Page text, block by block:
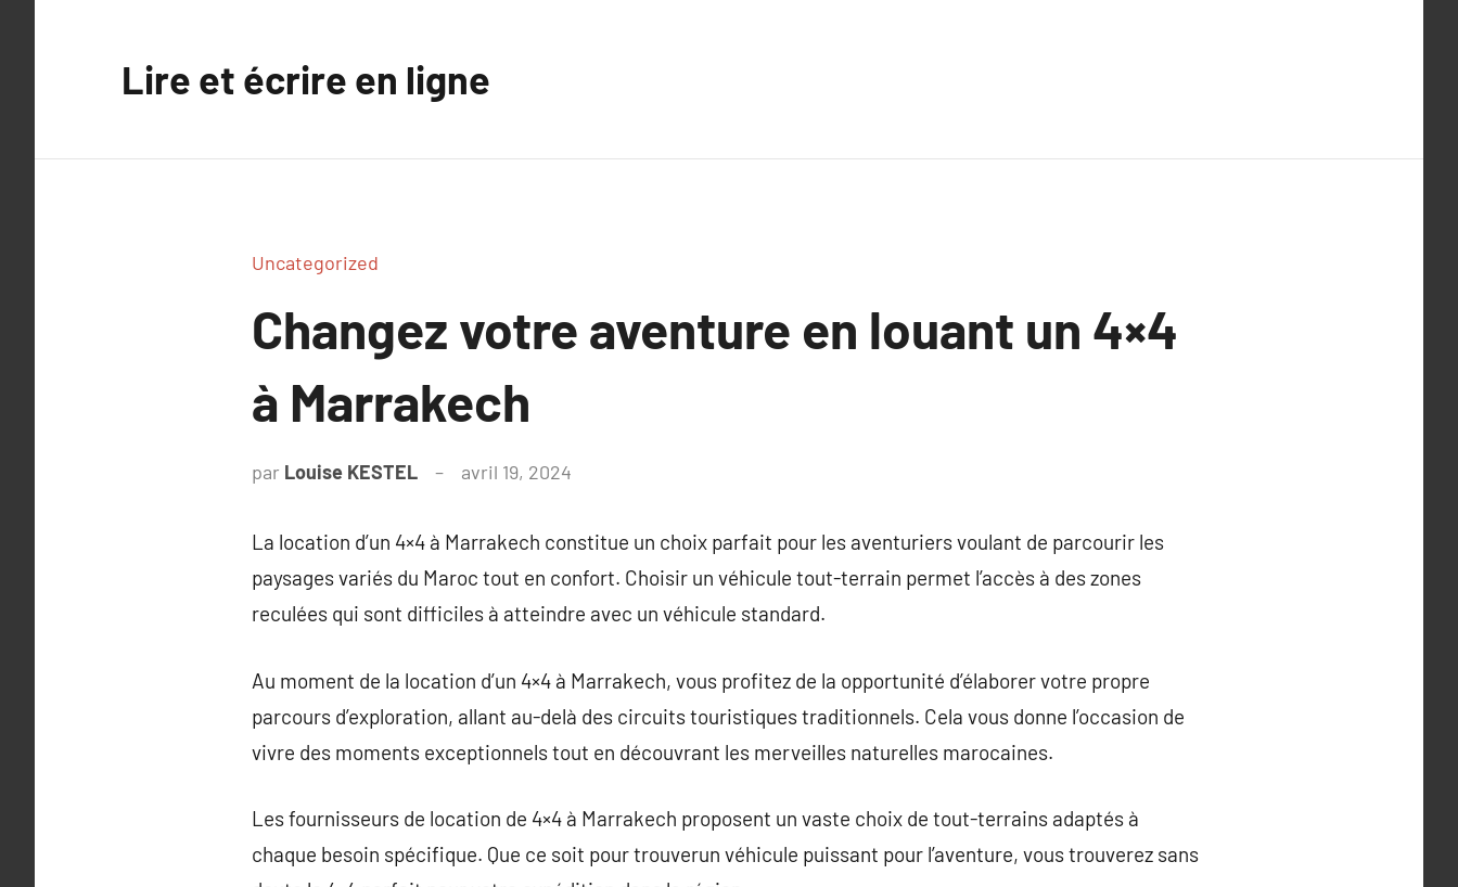
Lire et écrire en ligne
Uncategorized
Changez votre aventure en louant un 4×4
à Marrakech
par Louise KESTEL avril 19, 2024
La location d’un 4×4 à Marrakech constitue un choix parfait pour les aventuriers voulant de parcourir les
paysages variés du Maroc tout en confort. Choisir un véhicule tout-terrain permet l’accès à des zones
reculées qui sont difficiles à atteindre avec un véhicule standard.
Au moment de la location d’un 4×4 à Marrakech, vous profitez de la opportunité d’élaborer votre propre
parcours d’exploration, allant au-delà des circuits touristiques traditionnels. Cela vous donne l’occasion de
vivre des moments exceptionnels tout en découvrant les merveilles naturelles marocaines.
Les fournisseurs de location de 4×4 à Marrakech proposent un vaste choix de tout-terrains adaptés à
chaque besoin spécifique. Que ce soit pour trouverun véhicule puissant pour l’aventure, vous trouverez sans